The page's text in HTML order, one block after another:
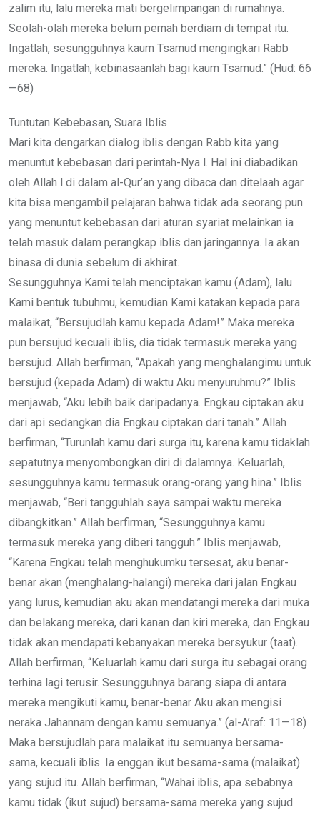
zalim itu, lalu mereka mati bergelimpangan di rumahnya.
Seolah-olah mereka belum pernah berdiam di tempat itu.
Ingatlah, sesungguhnya kaum Tsamud mengingkari Rabb
mereka. Ingatlah, kebinasaanlah bagi kaum Tsamud.” (Hud: 66
—68)
Tuntutan Kebebasan, Suara Iblis
Mari kita dengarkan dialog iblis dengan Rabb kita yang
menuntut kebebasan dari perintah-Nya l. Hal ini diabadikan
oleh Allah l di dalam al-Qur’an yang dibaca dan ditelaah agar
kita bisa mengambil pelajaran bahwa tidak ada seorang pun
yang menuntut kebebasan dari aturan syariat melainkan ia
telah masuk dalam perangkap iblis dan jaringannya. Ia akan
binasa di dunia sebelum di akhirat.
Sesungguhnya Kami telah menciptakan kamu (Adam), lalu
Kami bentuk tubuhmu, kemudian Kami katakan kepada para
malaikat, “Bersujudlah kamu kepada Adam!” Maka mereka
pun bersujud kecuali iblis, dia tidak termasuk mereka yang
bersujud. Allah berfirman, “Apakah yang menghalangimu untuk
bersujud (kepada Adam) di waktu Aku menyuruhmu?” Iblis
menjawab, “Aku lebih baik daripadanya. Engkau ciptakan aku
dari api sedangkan dia Engkau ciptakan dari tanah.” Allah
berfirman, “Turunlah kamu dari surga itu, karena kamu tidaklah
sepatutnya menyombongkan diri di dalamnya. Keluarlah,
sesungguhnya kamu termasuk orang-orang yang hina.” Iblis
menjawab, “Beri tangguhlah saya sampai waktu mereka
dibangkitkan.” Allah berfirman, “Sesungguhnya kamu
termasuk mereka yang diberi tangguh.” Iblis menjawab,
“Karena Engkau telah menghukumku tersesat, aku benar-
benar akan (menghalang-halangi) mereka dari jalan Engkau
yang lurus, kemudian aku akan mendatangi mereka dari muka
dan belakang mereka, dari kanan dan kiri mereka, dan Engkau
tidak akan mendapati kebanyakan mereka bersyukur (taat).
Allah berfirman, “Keluarlah kamu dari surga itu sebagai orang
terhina lagi terusir. Sesungguhnya barang siapa di antara
mereka mengikuti kamu, benar-benar Aku akan mengisi
neraka Jahannam dengan kamu semuanya.” (al-A’raf: 11—18)
Maka bersujudlah para malaikat itu semuanya bersama-
sama, kecuali iblis. Ia enggan ikut besama-sama (malaikat)
yang sujud itu. Allah berfirman, “Wahai iblis, apa sebabnya
kamu tidak (ikut sujud) bersama-sama mereka yang sujud